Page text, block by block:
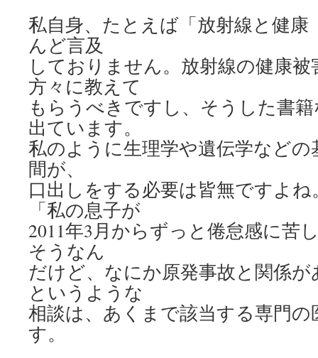
私自身、たとえば「放射線と健康
んど言及
しておりません。放射線の健康
方々に教えて
もらうべきですし、そうした書
出ています。
私のように生理学や遺伝学など
間が、
口出しをする必要は皆無ですよ
「私の息子が
2011年3月からずっと倦怠感に苦
そうなん
だけど、なにか原発事故と関係
というような
相談は、あくまで該当する専門
す。